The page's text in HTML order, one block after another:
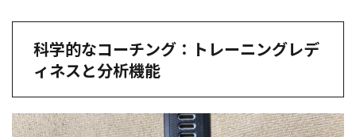
科学的なコーチング：トレーニングレデ
ィネスと分析機能